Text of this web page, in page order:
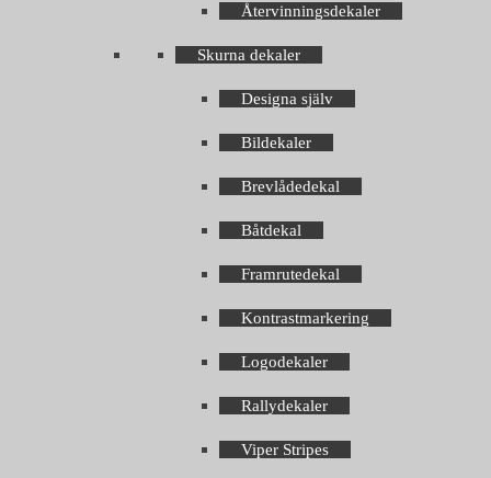
Återvinningsdekaler
Skurna dekaler
Designa själv
Bildekaler
Brevlådedekal
Båtdekal
Framrutedekal
Kontrastmarkering
Logodekaler
Rallydekaler
Viper Stripes